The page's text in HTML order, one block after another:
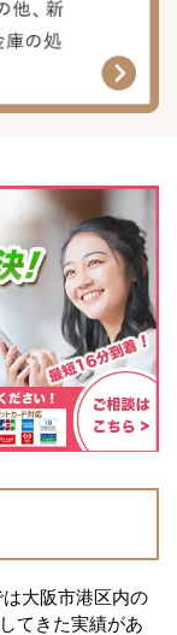
大阪市港区内の
てきた実績があ